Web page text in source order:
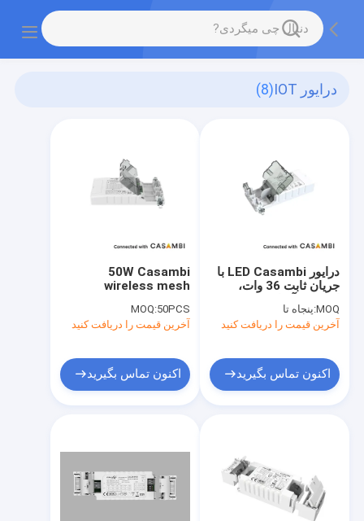
درایور IOT (8)
50W Casambi
wireless mesh
for constant current
load with 5 years
MOQ:50PCS
آخرین قیمت را دریافت کنید
اکنون تماس بگیرید
درایور LED Casambi با
جریان ثابت 36 وات،
میلی آمپر برای سیستم
MOQ: پنجاه تا
آخرین قیمت را دریافت کنید
اکنون تماس بگیرید